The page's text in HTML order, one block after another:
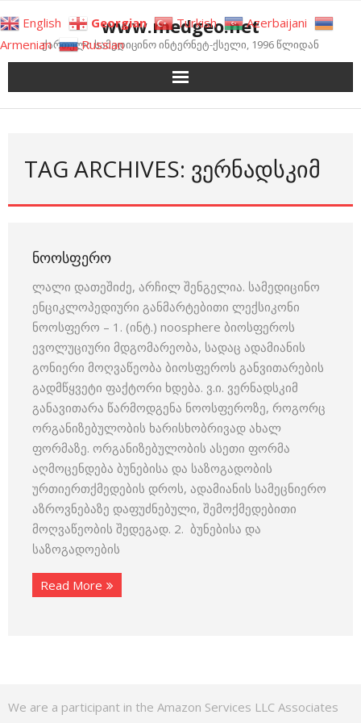
to
content
www.medgeo.net
ქართული სამედიცინო ინტერნეტ-ქსელი, 1996 წლიდან
TAG ARCHIVES: ᲕᲔᲠᲜᲐᲓᲡᲙᲘᲛ
ᲜᲝᲝᲡᲤᲔᲠᲝ
ლალი დათეშიძე, არჩილ შენგელია. სამედიცინო
ენციკლოპედიური განმარტებითი ლექსიკონი
ნოოსფერო – 1. (ინტ.) noosphere ბიოსფეროს
ევოლუციური მდგომარეობა, სადაც ადამიანის
გონიერი მოღვაწეობა ბიოსფეროს განვითარების
გადმწყვეტი ფაქტორი ხდება. ვ.ი. ვერნადსკიმ
განავითარა წარმოდგენა ნოოსფეროზე, როგორც
ორგანიზებულობის ხარისხობრივად ახალ
ფორმაზე. ორგანიზებულობის ასეთი ფორმა
აღმოცენდება ბუნებისა და საზოგადობის
ურთიერთქმედების დროს, ადამიანის სამეცნიერო
აზროვნებაზე დაფუძნებული, შემოქმედებითი
მოღვაწეობის შედეგად. 2. ბუნებისა და
საზოგადოების
Read More
We are a participant in the Amazon Services LLC Associates
English Georgian Turkish
Azerbaijani
Armenian
Russian